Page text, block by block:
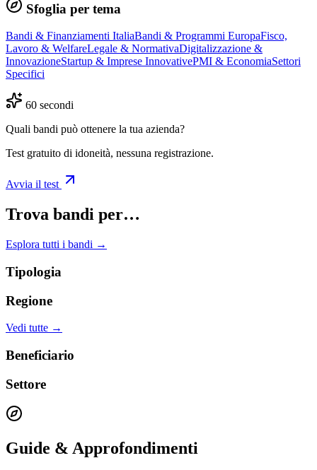
Sfoglia per tema
Bandi & Finanziamenti ItaliaBandi & Programmi EuropaFisco,
Lavoro & WelfareLegale & NormativaDigitalizzazione &
InnovazioneStartup & Imprese InnovativePMI & EconomiaSettori
Specifici
60 secondi
Quali bandi può ottenere la tua azienda?
Test gratuito di idoneità, nessuna registrazione.
Avvia il test
Trova bandi per…
Esplora tutti i bandi →
Tipologia
Regione
Vedi tutte →
Beneficiario
Settore
Guide & Approfondimenti